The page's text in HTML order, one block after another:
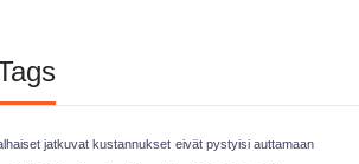
jatkuvat kustannukset eivät pystyisi auttamaan